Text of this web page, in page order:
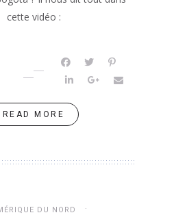
cette vidéo :
READ MORE
DU NORD